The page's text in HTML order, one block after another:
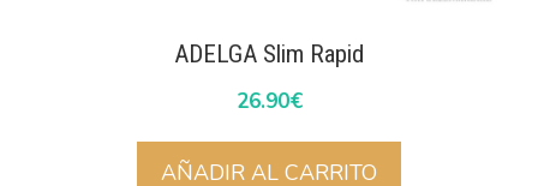
ADELGA Slim Rapid
26.90€
AÑADIR AL CARRITO